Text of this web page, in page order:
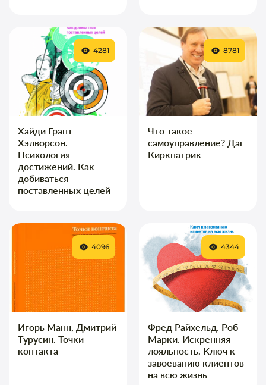
Хайди Грант
Хэлворсон.
Психология
достижений. Как
добиваться
поставленных целей
4281
Что такое
самоуправление? Даг
Киркпатрик
8781
Игорь Манн, Дмитрий
Турусин. Точки
контакта
4096
Фред Райхельд. Роб
Марки. Искренняя
лояльность. Ключ к
завоеванию клиентов
на всю жизнь
4344